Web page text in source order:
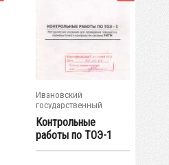
Ивановский
государственный
энергетический...
Контрольные
работы по ТОЭ-1